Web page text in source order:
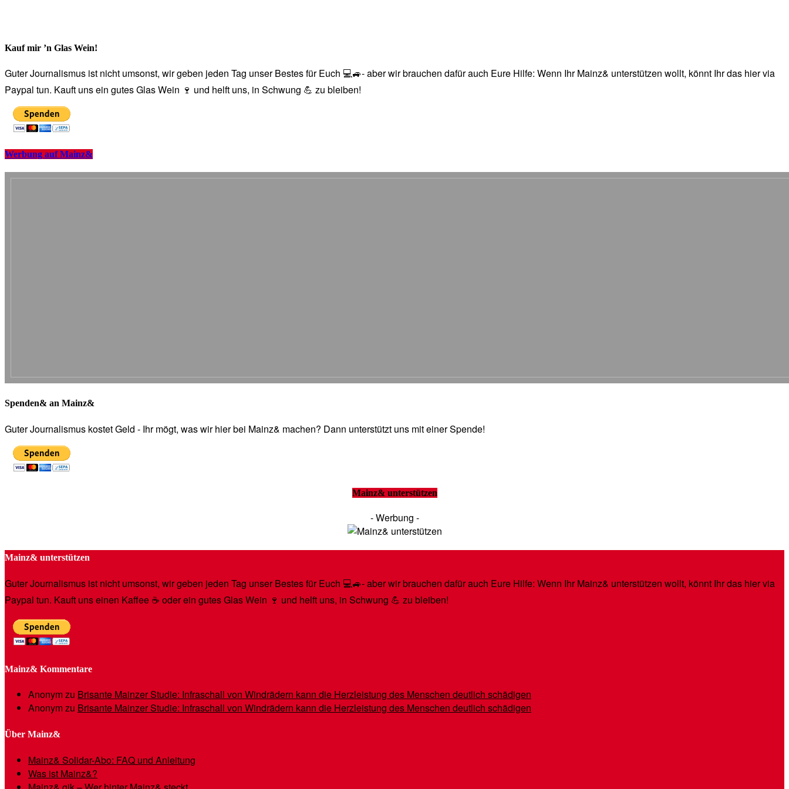
Kauf mir ’n Glas Wein!
Guter Journalismus ist nicht umsonst, wir geben jeden Tag unser Bestes für Euch 💻🚙- aber wir brauchen dafür auch Eure Hilfe: Wenn Ihr Mainz& unterstützen wollt, könnt Ihr das hier via
Paypal tun. Kauft uns ein gutes Glas Wein 🍷 und helft uns, in Schwung 💪 zu bleiben!
Werbung auf Mainz&
Spenden& an Mainz&
Guter Journalismus kostet Geld - Ihr mögt, was wir hier bei Mainz& machen? Dann unterstützt uns mit einer Spende!
Mainz& unterstützen
- Werbung -
Mainz& unterstützen
Guter Journalismus ist nicht umsonst, wir geben jeden Tag unser Bestes für Euch 💻🚙- aber wir brauchen dafür auch Eure Hilfe: Wenn Ihr Mainz& unterstützen wollt, könnt Ihr das hier via
Paypal tun. Kauft uns einen Kaffee ☕️ oder ein gutes Glas Wein 🍷 und helft uns, in Schwung 💪 zu bleiben!
Mainz& Kommentare
Anonymzu Brisante Mainzer Studie: Infraschall von Windrädern kann die Herzleistung des Menschen deutlich schädigen
Anonymzu Brisante Mainzer Studie: Infraschall von Windrädern kann die Herzleistung des Menschen deutlich schädigen
Über Mainz&
Mainz& Solidar-Abo: FAQ und Anleitung
Was ist Mainz&?